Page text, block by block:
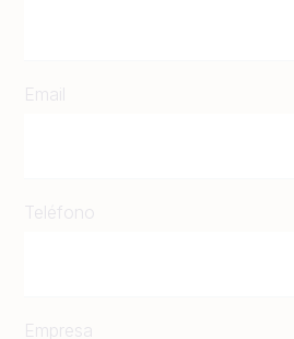
Email
Teléfono
Empresa